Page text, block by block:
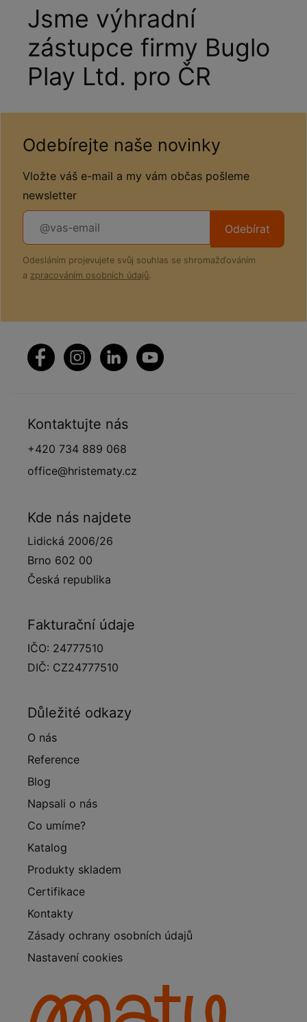
Jsme výhradní
zástupce firmy Buglo
Play Ltd. pro ČR
Odebírejte naše novinky
Vložte váš e-mail a my vám občas pošleme
newsletter
Odebírat
Odesláním projevujete svůj souhlas se shromažďováním
a zpracováním osobních údajů.
Kontaktujte nás
+420 734 889 068
office@hristematy.cz
Kde nás najdete
Lidická 2006/26
Brno 602 00
Česká republika
Fakturační údaje
IČO: 24777510
DIČ: CZ24777510
Důležité odkazy
O nás
Reference
Blog
Napsali o nás
Co umíme?
Katalog
Produkty skladem
Certifikace
Kontakty
Zásady ochrany osobních údajů
Nastavení cookies